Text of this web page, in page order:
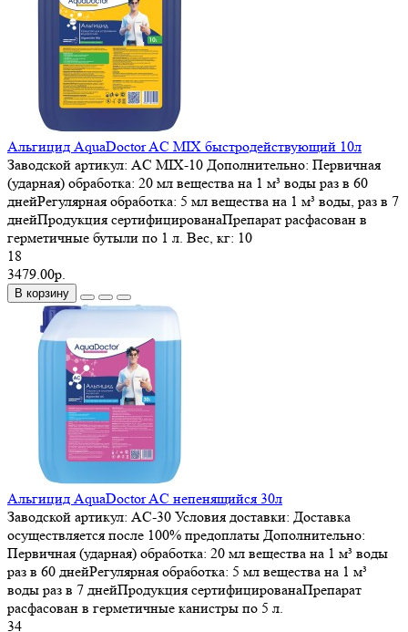
Альгицид AquaDoctor AC MIX быстродействующий 10л
Заводской артикул: AC MIX-10 Дополнительно: Первичная
(ударная) обработка: 20 мл вещества на 1 м³ воды раз в 60
днейРегулярная обработка: 5 мл вещества на 1 м³ воды, раз в 7
днейПродукция сертифицированаПрепарат расфасован в
герметичные бутыли по 1 л. Вес, кг: 10
18
3479.00р.
В корзину
Альгицид AquaDoctor AC непенящийся 30л
Заводской артикул: AC-30 Условия доставки: Доставка
осуществляется после 100% предоплаты Дополнительно:
Первичная (ударная) обработка: 20 мл вещества на 1 м³ воды
раз в 60 днейРегулярная обработка: 5 мл вещества на 1 м³
воды раз в 7 днейПродукция сертифицированаПрепарат
расфасован в герметичные канистры по 5 л.
34